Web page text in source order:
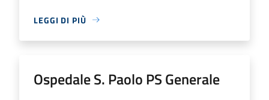
LEGGI DI PIÙ
Ospedale S. Paolo PS Generale